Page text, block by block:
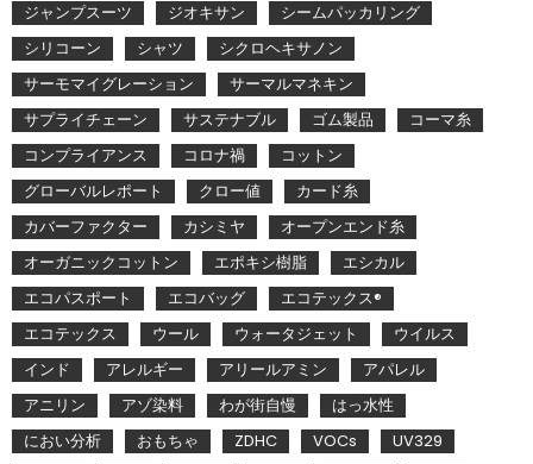
ジャンプスーツ ジオキサン
シームパッカリング
シリコーン
シャツ
シクロヘキサノン
サーモマイグレーション
サーマルマネキン
サプライチェーン
サステナブル ゴム製品
コーマ糸
コンプライアンス
コロナ禍
コットン
グローバルレポート
クロー値
カード糸
カバーファクター
カシミヤ
オープンエンド糸
オーガニックコットン
エポキシ樹脂
エシカル
エコパスポート
エコバッグ
エコテックス®
エコテックス
ウール ウォータジェット
ウイルス
インド
アレルギー アリールアミン
アパレル
アニリン
アゾ染料 わが街自慢
はっ水性
におい分析
おもちゃ ZDHC VOCs
UV329